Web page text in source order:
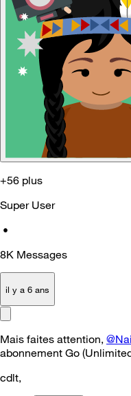
+56 plus
Super User
•
8K Messages
il y a 6 ans
Mais faites attention,
abonnement Go
cdlt,